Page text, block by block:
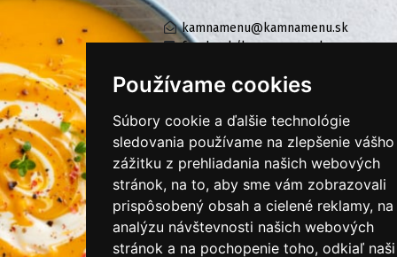
Používame cookies
Súbory cookie a ďalšie technológie
sledovania používame na zlepšenie vášho
zážitku z prehliadania našich webových
stránok, na to, aby sme vám zobrazovali
prispôsobený obsah a cielené reklamy, na
analýzu návštevnosti našich webových
stránok a na pochopenie toho, odkiaľ naši
kamnamenu@kamnamenu.sk
facebook/kamnamenu.sk
PRIHLÁSIŤ SA DO ZÁKAZNÍCKEJ ZÓNY
Všeobecné obchodné podmienky